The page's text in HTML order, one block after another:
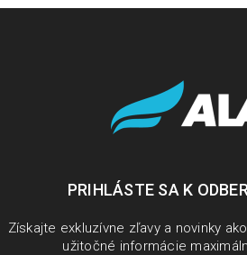
PRIHLÁSTE SA K
Získajte exkluzívne zľavy a novinky
užitočné informácie